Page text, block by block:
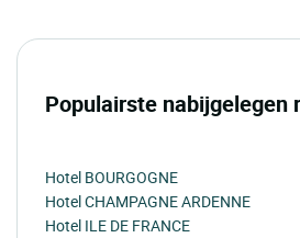
Populairste nabijgelegen
Hotel BOURGOGNE
Hotel CHAMPAGNE ARDENNE
Hotel ILE DE FRANCE